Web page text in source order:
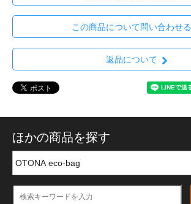
この商品について問い合わせる
返品について
ほかの商品を探す